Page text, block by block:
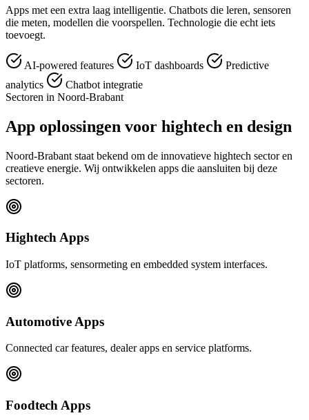
Apps met een extra laag intelligentie. Chatbots die leren, sensoren
die meten, modellen die voorspellen. Technologie die echt iets
toevoegt.
AI-powered features IoT dashboards
Predictive
analytics
Chatbot integratie
Sectoren in Noord-Brabant
App oplossingen voor hightech en design
Noord-Brabant staat bekend om de innovatieve hightech sector en
creatieve energie. Wij ontwikkelen apps die aansluiten bij deze
sectoren.
Hightech Apps
IoT platforms, sensormeting en embedded system interfaces.
Automotive Apps
Connected car features, dealer apps en service platforms.
Foodtech Apps